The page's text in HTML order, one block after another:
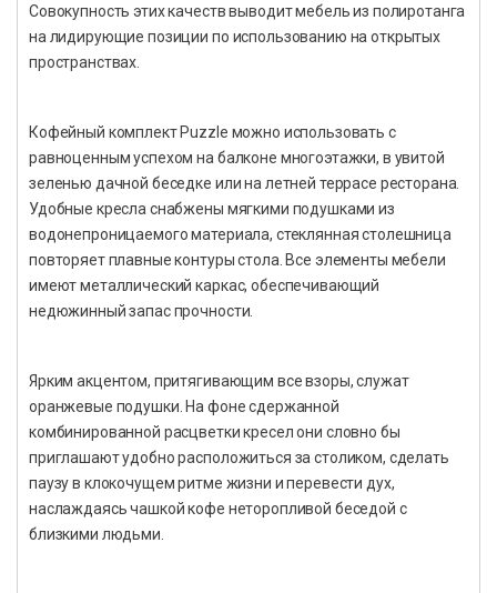
Совокупность этих качеств выводит мебель из полиротанга
на лидирующие позиции по использованию на открытых
пространствах.
Кофейный комплект Puzzle можно использовать с
равноценным успехом на балконе многоэтажки, в увитой
зеленью дачной беседке или на летней террасе ресторана.
Удобные кресла снабжены мягкими подушками из
водонепроницаемого материала, стеклянная столешница
повторяет плавные контуры стола. Все элементы мебели
имеют металлический каркас, обеспечивающий
недюжинный запас прочности.
Ярким акцентом, притягивающим все взоры, служат
оранжевые подушки. На фоне сдержанной
комбинированной расцветки кресел они словно бы
приглашают удобно расположиться за столиком, сделать
паузу в клокочущем ритме жизни и перевести дух,
наслаждаясь чашкой кофе неторопливой беседой с
близкими людьми.